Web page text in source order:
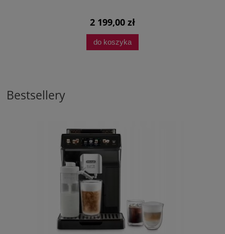
2 199,00 zł
do koszyka
Bestsellery